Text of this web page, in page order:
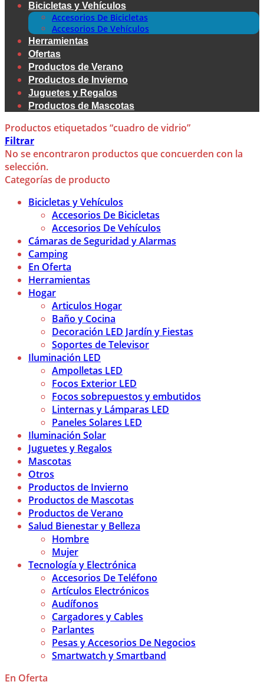
Bicicletas y Vehículos
Accesorios De Bicicletas
Accesorios De Vehículos
Herramientas
Ofertas
Productos de Verano
Productos de Invierno
Juguetes y Regalos
Productos de Mascotas
Productos etiquetados “cuadro de vidrio”
Filtrar
No se encontraron productos que concuerden con la
selección.
Categorías de producto
Bicicletas y Vehículos
Accesorios De Bicicletas
Accesorios De Vehículos
Cámaras de Seguridad y Alarmas
Camping
En Oferta
Herramientas
Hogar
Articulos Hogar
Baño y Cocina
Decoración LED Jardín y Fiestas
Soportes de Televisor
Iluminación LED
Ampolletas LED
Focos Exterior LED
Focos sobrepuestos y embutidos
Linternas y Lámparas LED
Paneles Solares LED
Iluminación Solar
Juguetes y Regalos
Mascotas
Otros
Productos de Invierno
Productos de Mascotas
Productos de Verano
Salud Bienestar y Belleza
Hombre
Mujer
Tecnología y Electrónica
Accesorios De Teléfono
Artículos Electrónicos
Audífonos
Cargadores y Cables
Parlantes
Pesas y Accesorios De Negocios
Smartwatch y Smartband
En Oferta